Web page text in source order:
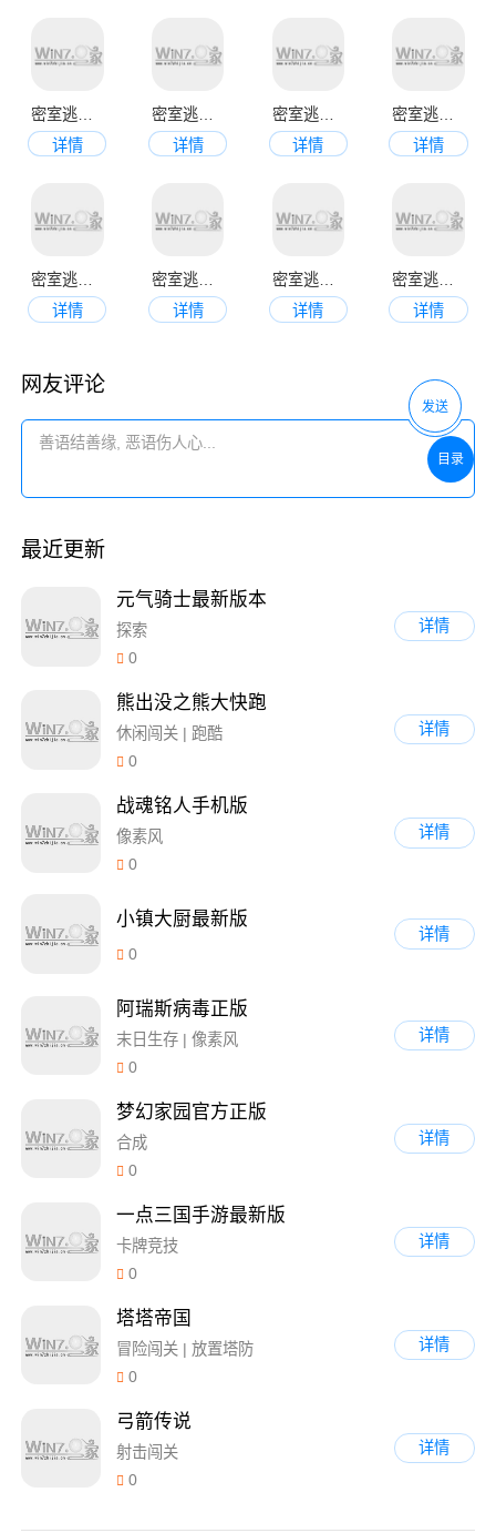
密室逃脱10侦探风云新版
详情
密室逃脱15神秘宫殿新版
详情
密室逃脱7环游世界
详情
详情
密室逃脱1逃离地牢
详情
密室逃脱逃出办公室3
详情
密室逃脱8红色豪宅
详情
详情
网友评论
发送
最近更新
元气骑士最新版本
探索
0
详情
熊出没之熊大快跑
休闲闯关 | 跑酷
0
详情
战魂铭人手机版
像素风
0
详情
小镇大厨最新版
0
详情
阿瑞斯病毒正版
末日生存 | 像素风
0
详情
梦幻家园官方正版
合成
0
详情
一点三国手游最新版
卡牌竞技
0
详情
塔塔帝国
冒险闯关 | 放置塔防
0
详情
弓箭传说
射击闯关
0
详情
目录